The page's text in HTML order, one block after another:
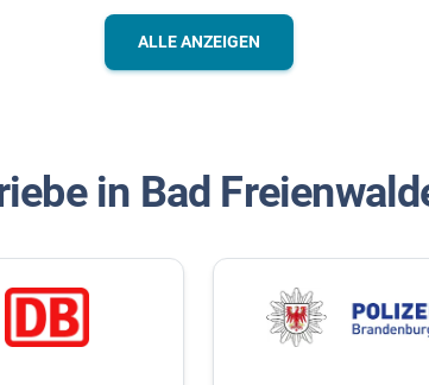
ALLE ANZEIGEN
in Bad